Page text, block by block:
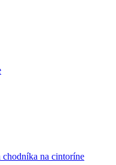
chodníka na cintoríne